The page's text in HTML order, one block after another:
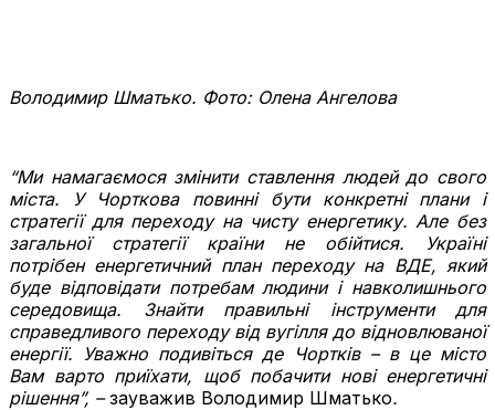
Володимир Шматько. Фото: Олена Ангелова
“Ми намагаємося змінити ставлення людей до свого
міста. У Чорткова повинні бути конкретні плани і
стратегії для переходу на чисту енергетику. Але без
загальної стратегії країни не обійтися. Україні
потрібен енергетичний план переходу на ВДЕ, який
буде відповідати потребам людини і навколишнього
середовища. Знайти правильні інструменти для
справедливого переходу від вугілля до відновлюваної
енергії. Уважно подивіться де Чортків – в це місто
Вам варто приїхати, щоб побачити нові енергетичні
рішення”, –зауважив Володимир Шматько.